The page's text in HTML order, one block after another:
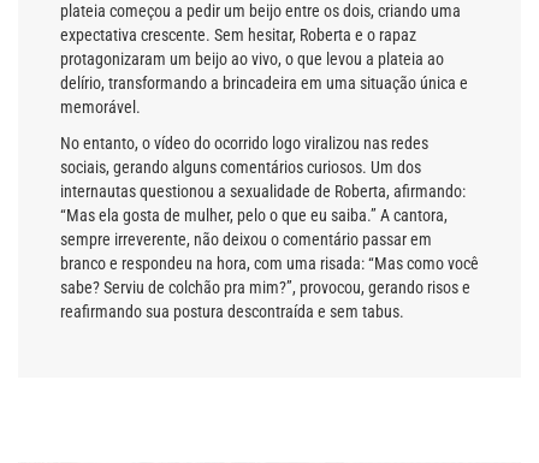
plateia começou a pedir um beijo entre os dois, criando uma
expectativa crescente. Sem hesitar, Roberta e o rapaz
protagonizaram um beijo ao vivo, o que levou a plateia ao
delírio, transformando a brincadeira em uma situação única e
memorável.
No entanto, o vídeo do ocorrido logo viralizou nas redes
sociais, gerando alguns comentários curiosos. Um dos
internautas questionou a sexualidade de Roberta, afirmando:
“Mas ela gosta de mulher, pelo o que eu saiba.” A cantora,
sempre irreverente, não deixou o comentário passar em
branco e respondeu na hora, com uma risada: “Mas como você
sabe? Serviu de colchão pra mim?”, provocou, gerando risos e
reafirmando sua postura descontraída e sem tabus.